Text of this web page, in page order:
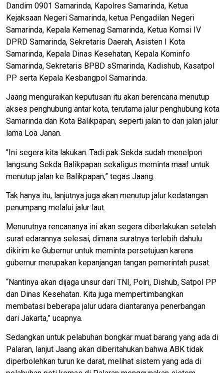
Dandim 0901 Samarinda, Kapolres Samarinda, Ketua
Kejaksaan Negeri Samarinda, ketua Pengadilan Negeri
Samarinda, Kepala Kemenag Samarinda, Ketua Komsi IV
DPRD Samarinda, Sekretaris Daerah, Asisten I Kota
Samarinda, Kepala Dinas Kesehatan, Kepala Kominfo
Samarinda, Sekretaris BPBD sSmarinda, Kadishub, Kasatpol
PP serta Kepala Kesbangpol Samarinda.
Jaang menguraikan keputusan itu akan berencana menutup
akses penghubung antar kota, terutama jalur penghubung kota
Samarinda dan Kota Balikpapan, seperti jalan to dan jalan jalur
lama Loa Janan.
“Ini segera kita lakukan. Tadi pak Sekda sudah menelpon
langsung Sekda Balikpapan sekaligus meminta maaf untuk
menutup jalan ke Balikpapan,” tegas Jaang.
Tak hanya itu, lanjutnya juga akan menutup jalur kedatangan
penumpang melalui jalur laut.
Menurutnya rencananya ini akan segera diberlakukan setelah
surat edarannya selesai, dimana suratnya terlebih dahulu
dikirim ke Gubernur untuk meminta persetujuan karena
gubernur merupakan kepanjangan tangan pemerintah pusat.
“Nantinya akan dijaga unsur dari TNI, Polri, Dishub, Satpol PP
dan Dinas Kesehatan. Kita juga mempertimbangkan
membatasi beberapa jalur udara diantaranya penerbangan
dari Jakarta,” ucapnya.
Sedangkan untuk pelabuhan bongkar muat barang yang ada di
Palaran, lanjut Jaang akan diberitahukan bahwa ABK tidak
diperbolehkan turun ke darat, melihat sistem yang ada di